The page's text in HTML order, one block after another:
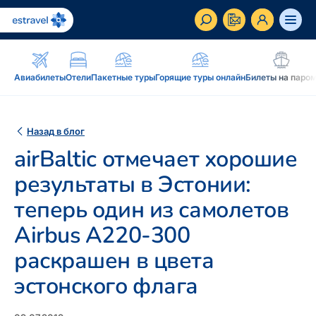
АвиабилетыОтелиПакетные турыГорящие туры онлайнБилеты на
RU EN
преимущества, услуги...
Вдохновение и блог
Блог, подкасты, журнал Traveller, новостная
Блог
Подкаст
Новостная рассылка
Дополнение к путешествию
Рассрочка, подарочная карточка Estravel,
интернет-магазин: reisikaubad.ee, Airalo eSim...
Назад в блог
airBaltic отмечает хорошие
результаты в Эстонии:
теперь один из самолетов
Airbus A220-300
раскрашен в цвета
эстонского флага